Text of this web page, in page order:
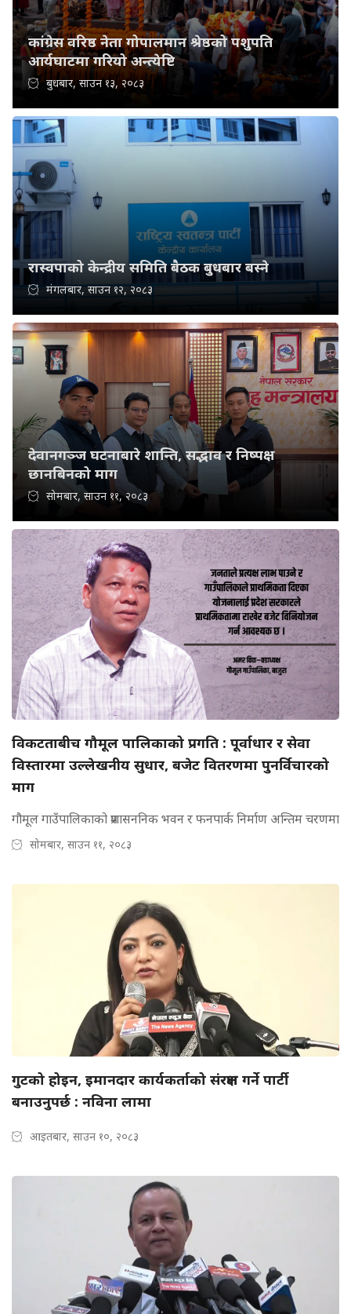
कांग्रेस वरिष्ठ नेता गोपालमान श्रेष्ठको पशुपति
आर्यघाटमा गरियो अन्त्येष्टि
बुधबार, साउन १३, २०८३
रास्वपाको केन्द्रीय समिति बैठक बुधबार बस्ने
मंगलबार, साउन १२, २०८३
देवानगञ्ज घटनाबारे शान्ति, सद्भाव र निष्पक्ष
छानबिनको माग
सोमबार, साउन ११, २०८३
विकटताबीच गौमूल पालिकाको प्रगति : पूर्वाधार र सेवा
विस्तारमा उल्लेखनीय सुधार, बजेट वितरणमा पुनर्विचारको
माग
गौमूल गाउँपालिकाको प्रशासननिक भवन र फनपार्क निर्माण अन्तिम चरणमा
सोमबार, साउन ११, २०८३
गुटको होइन, इमानदार कार्यकर्ताको संरक्षण गर्ने पार्टी
बनाउनुपर्छ : नविना लामा
आइतबार, साउन १०, २०८३